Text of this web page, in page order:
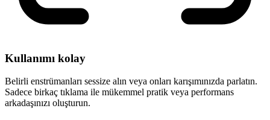
Kullanımı kolay
Belirli enstrümanları sessize alın veya onları karışımınızda parlatın.
Sadece birkaç tıklama ile mükemmel pratik veya performans
arkadaşınızı oluşturun.